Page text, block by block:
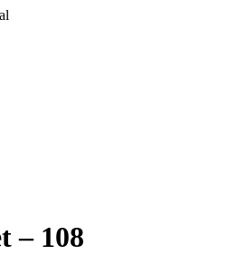
– 108